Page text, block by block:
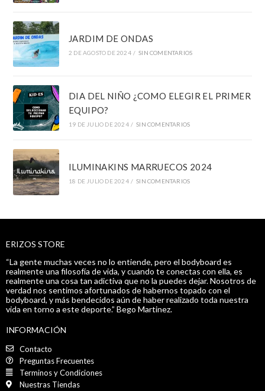
JARDIM DE ONDAS
2 DE AGOSTO DE 2024 / SIN COMENTARIOS
DIA DEL NIÑO ¿COMO ELEGIR EL PRIMER
EQUIPO?
19 DE JULIO DE 2024 / SIN COMENTARIOS
ILUMINAKINS MARRUECOS 2024
18 DE JULIO DE 2024 / SIN COMENTARIOS
ERIZOS STORE
“La gente muchas veces no lo entiende, pero el bodyboard es
realmente una filosofía de vida, y cuando te conectas con ella, es
realmente una cosa tan adictiva que no la puedes dejar. Nosotros de
verdad nos sentimos afortunados de habernos topado con el
bodyboard, y más bendecidos aún de haber realizado toda nuestra
vida en torno a este deporte.” Bego Martinez.
INFORMACIÓN
Contacto
Preguntas Frecuentes
Terminos y Condiciones
Nuestras Tiendas